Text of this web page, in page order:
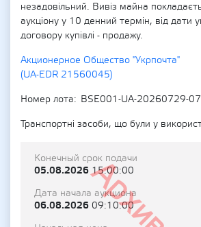
незадовільний. Вивіз майна
аукціону у 10 денний термін, від дати
договору купівлі - продажу.
Акционерное Общество "Укрпочта"
(UA-EDR 21560045)
Номер лота
BSE001-UA-20260729-
Транспортні засоби, що були у
Конечный срок подачи
05.08.202615:00:00
Дата начала аукциона
06.08.2026 09:10:00